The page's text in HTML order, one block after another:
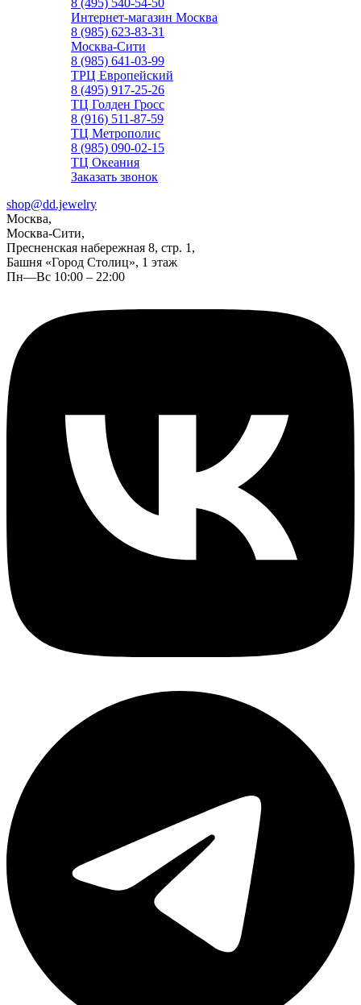
8 (495) 540-54-50
Интернет-магазин Москва
8 (985) 623-83-31
Москва-Сити
8 (985) 641-03-99
ТРЦ Европейский
8 (495) 917-25-26
ТЦ Голден Гросс
8 (916) 511-87-59
ТЦ Метрополис
8 (985) 090-02-15
ТЦ Океания
Заказать звонок
shop@dd.jewelry
Москва,
Москва-Сити,
Пресненская набережная 8, стр. 1,
Башня «Город Столиц», 1 этаж
Пн—Вс 10:00 – 22:00